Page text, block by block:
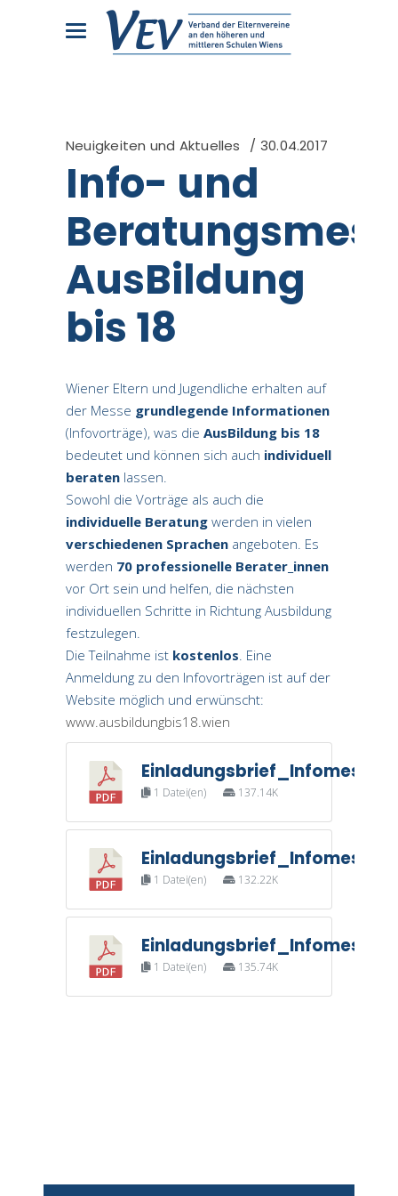
Neuigkeiten und Aktuelles 30.04.2017
Info- und
AusBildung
bis 18
Wiener Eltern und Jugendliche erhalten auf
der Messe grundlegende Informationen
(Infovorträge), was die AusBildung bis 18
bedeutet und können sich auch individuell
beraten lassen.
Sowohl die Vorträge als auch die
individuelle Beratung werden in vielen
verschiedenen Sprachen angeboten. Es
werden 70 professionelle Berater_innen
vor Ort sein und helfen, die nächsten
individuellen Schritte in Richtung Ausbildung
festzulegen.
Die Teilnahme ist kostenlos. Eine
Anmeldung zu den Infovorträgen ist auf der
Website möglich und erwünscht:
www.ausbildungbis18.wien
1 Datei(en) 137.14K
1 Datei(en) 132.22K
1 Datei(en) 135.74K